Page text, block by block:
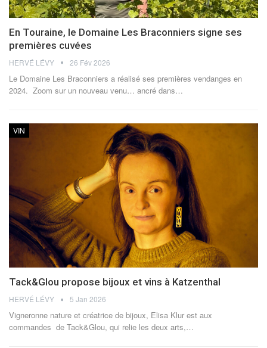
En Touraine, le Domaine Les Braconniers signe ses
premières cuvées
HERVÉ LÉVY 26 Fév 2026
Le Domaine Les Braconniers a réalisé ses premières vendanges en
2024. Zoom sur un nouveau venu… ancré dans…
VIN
Tack&Glou propose bijoux et vins à Katzenthal
HERVÉ LÉVY 5 Jan 2026
Vigneronne nature et créatrice de bijoux, Elisa Klur est aux
commandes de Tack&Glou, qui relie les deux arts,…